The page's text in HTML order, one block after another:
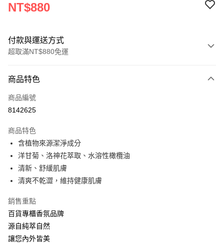
NT$880
付款與運送方式
超取滿NT$880免運
信用卡一次付款
超商取貨付款
Apple Pay
ATM付款
運送方式
全家取貨付款
每筆NT$60，滿NT$880(含以上)免運費
付款後全家取貨
商品特色
商品編號
8142625
商品特色
含植物來源潔淨成分
洋甘菊、洛神花萃取、水溶性橄欖油
清新、舒緩肌膚
清爽不乾澀，維持健康肌膚
銷售重點
百貨專櫃香氛品牌
源自純萃自然
讓您內外皆美